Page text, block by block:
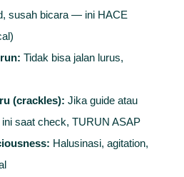
susah bicara — ini HACE
Tidak bisa jalan lurus,
(crackles): Jika guide atau
saat check, TURUN ASAP
Halusinasi, agitation,